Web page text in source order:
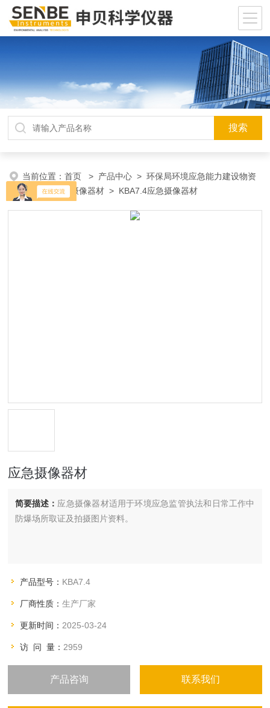
当前位置：首页 > 产品中心 >环保局环境应急能力建设物资
装备
>应急摄像器材 > KBA7.4应急摄像器材
应急摄像器材
简要描述： 应急摄像器材适用于环境应急监管执法和日常工作中
防爆场所取证及拍摄图片资料。
产品型号： KBA7.4
厂商性质：生产厂家
更新时间： 2025-03-24
访 问 量： 2959
产品咨询 联系我们